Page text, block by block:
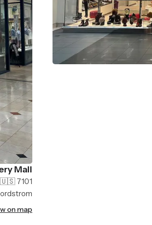
Mall
7101 Democracy Blvd, Bethesda, MD 20817 USA 🇺🇸
on map